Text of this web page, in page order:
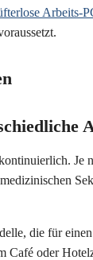
Arbeits-
Je
die für
Café oder